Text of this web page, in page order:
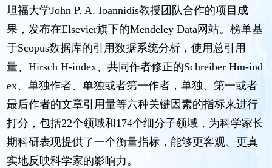
坦福大学John P. A. Ioannidis教授团队合作的项目成
果，发布在Elsevier旗下的Mendeley Data网站。榜单基
于Scopus数据库的引用数据系统分析，使用总引用
量、Hirsch H-index、共同作者修正的Schreiber Hm-ind
ex、单独作者、单独或者第一作者，单独、第一或者
最后作者的文章引用量等六种关键因素的指标来进行
打分，包括22个领域和174个细分子领域，为科学家长
期科研表现提供了一个衡量指标，能够更客观、更真
实地反映科学家的影响力。